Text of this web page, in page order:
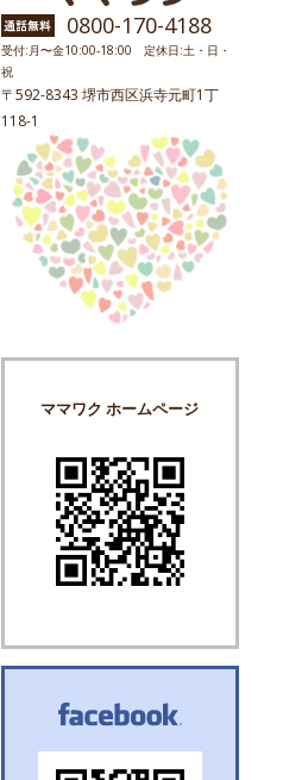
0800-170-4188
受付:月〜金10:00-18:00 定休日:土・日・
祝
〒592-8343 堺市西区浜寺元町1丁
118-1
ママワク ホームページ